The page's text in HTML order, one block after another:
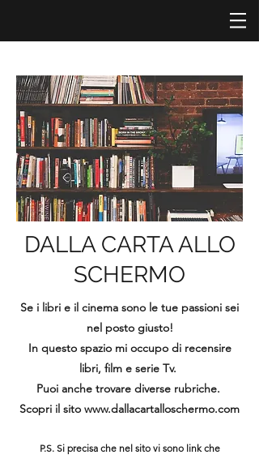
DALLA CARTA ALLO
SCHERMO
Se i libri e il cinema sono le tue passioni sei
nel posto giusto!
In questo spazio mi occupo di recensire
libri, film e serie Tv.
Puoi anche trovare diverse rubriche.
Scopri il sito www.dallacartalloschermo.com
P.S. Si precisa che nel sito vi sono link che